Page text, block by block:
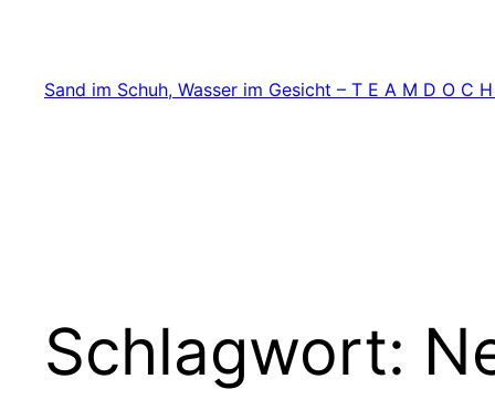
springen
Sand im Schuh, Wasser im Gesicht – T E A M D O C
Schlagwort: